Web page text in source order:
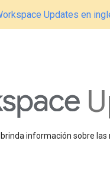
Updates en
información sobre